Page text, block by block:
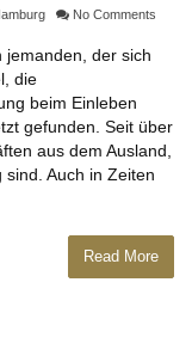
No Comments
jemanden, der sich
die
beim Einleben
gefunden. Seit über
aus dem Ausland,
Auch in Zeiten
Read More